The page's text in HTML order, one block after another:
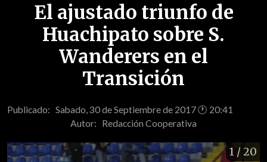
El ajustado triunfo de
Huachipato sobre S.
Wanderers en el
Transición
Publicado: Sabado, 30 de Septiembre de 2017 🕐 20:41
Autor: Redacción Cooperativa
1 / 20